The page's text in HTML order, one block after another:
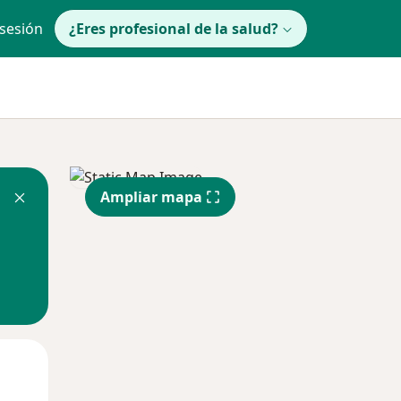
¿Eres profesional de la salud?
Ampliar mapa